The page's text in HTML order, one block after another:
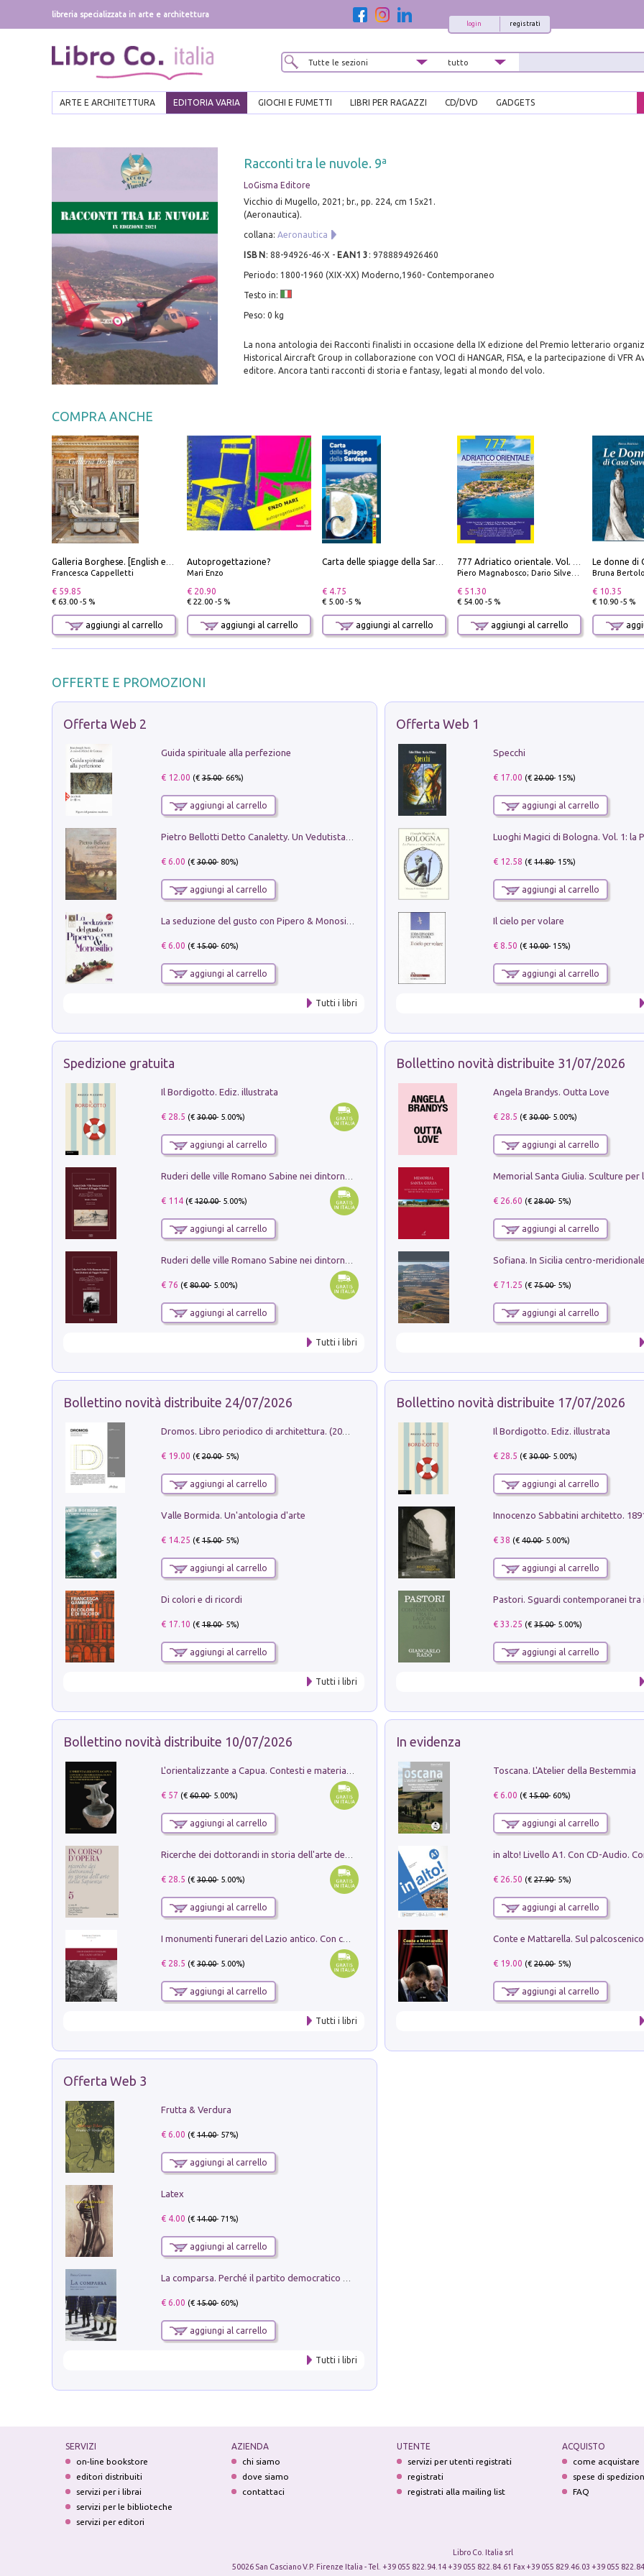
libreria specializzata in arte e architettura
registrati
login
ARTE E ARCHITETTURA EDITORIA VARIA GIOCHI E FUMETTI LIBRI PER RAGAZZI CD/DVD GADGETS
Racconti tra le nuvole. 9ª
LoGisma Editore
Vicchio di Mugello, 2021; br., pp. 224, cm 15x21.
(Aeronautica).
collana: Aeronautica
ISBN : 88-94926-46-X - EAN13 : 9788894926460
Periodo: 1800-1960 (XIX-XX) Moderno,1960- Contemporaneo
Testo in:
Peso: 0 kg
La nona antologia dei Racconti finalisti in occasione della IX edizione del Premio letterario
Historical Aircraft Group in collaborazione con VOCI di HANGAR, FISA, e la partecipazione di VFR
editore. Ancora tanti racconti di storia e fantasy, legati al mondo del volo.
COMPRA ANCHE
Francesca Cappelletti
€ 59.85
€ 63.00 -5 %
aggiungi al carrello
Autoprogettazione?
Mari Enzo
€ 20.90
€ 22.00 -5 %
aggiungi al carrello
€ 4.75
€ 5.00 -5 %
aggiungi al carrello
Piero Magnabosco; Dario Silvestro; Marco Sbrizzi
€ 51.30
€ 54.00 -5 %
aggiungi al carrello
Le donne di
Bruna Bertolo
€ 10.35
€ 10.90 -5 %
OFFERTE E PROMOZIONI
Offerta Web 2
Guida spirituale alla perfezione
€ 12.00 (€35.00- 66%)
aggiungi al carrello
€ 6.00 (€30.00- 80%)
aggiungi al carrello
€ 6.00 (€15.00- 60%)
aggiungi al carrello
Tutti i libri
Offerta Web 1
Specchi
€ 17.00 (€20.00- 15%)
aggiungi al carrello
€ 12.58 (€14.80- 15%)
aggiungi al carrello
Il cielo per volare
€ 8.50 (€10.00- 15%)
aggiungi al carrello
Spedizione gratuita
Il Bordigotto. Ediz. illustrata
€ 28.5 (€30.00- 5.00%)
aggiungi al carrello
€ 114(€120.00- 5.00%)
aggiungi al carrello
€ 76 (€80.00- 5.00%)
aggiungi al carrello
Tutti i libri
Bollettino novità distribuite 31/07/2026
Angela Brandys. Outta Love
€ 28.5 (€30.00- 5.00%)
aggiungi al carrello
€ 26.60 (€28.00- 5%)
aggiungi al carrello
€ 71.25 (€75.00- 5%)
aggiungi al carrello
Bollettino novità distribuite 24/07/2026
Dromos. Libro periodico di architettura. (2026). Vol. 15: Post-model
€ 19.00 (€20.00- 5%)
aggiungi al carrello
Valle Bormida. Un'antologia d'arte
€ 14.25 (€15.00- 5%)
aggiungi al carrello
Di colori e di ricordi
€ 17.10 (€18.00- 5%)
aggiungi al carrello
Tutti i libri
Bollettino novità distribuite 17/07/2026
Il Bordigotto. Ediz. illustrata
€ 28.5 (€30.00- 5.00%)
aggiungi al carrello
Innocenzo Sabbatini architetto.
€ 38 (€40.00- 5.00%)
aggiungi al carrello
€ 33.25 (€35.00- 5.00%)
aggiungi al carrello
Bollettino novità distribuite 10/07/2026
€ 57 (€60.00- 5.00%)
aggiungi al carrello
€ 28.5 (€30.00- 5.00%)
aggiungi al carrello
I monumenti funerari del Lazio antico. Con cartella con tavole
€ 28.5 (€30.00- 5.00%)
aggiungi al carrello
Tutti i libri
In evidenza
Toscana. L'Atelier della Bestemmia
€ 6.00 (€15.00- 60%)
aggiungi al carrello
€ 26.50 (€27.90- 5%)
aggiungi al carrello
€ 19.00 (€20.00- 5%)
aggiungi al carrello
Offerta Web 3
Frutta & Verdura
€ 6.00 (€14.00- 57%)
aggiungi al carrello
Latex
€ 4.00 (€14.00- 71%)
aggiungi al carrello
€ 6.00 (€15.00- 60%)
aggiungi al carrello
Tutti i libri
SERVIZI
on-line bookstore
editori distribuiti
servizi per i librai
servizi per le biblioteche
servizi per editori
AZIENDA
chi siamo
dove siamo
contattaci
UTENTE
servizi per utenti registrati
registrati
registrati alla mailing list
ACQUISTO
come acquistare
spese di
FAQ
Libro Co. Italia srl
50026 San Casciano V.P. Firenze Italia - Tel. +39 055 822.94.14 +39 055 822.84.61 Fax +39 055 829.46.03 +39 055